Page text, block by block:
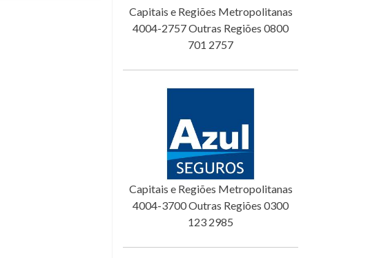
Capitais e Regiões Metropolitanas
4004-2757 Outras Regiões 0800
701 2757
Capitais e Regiões Metropolitanas
4004-3700 Outras Regiões 0300
123 2985